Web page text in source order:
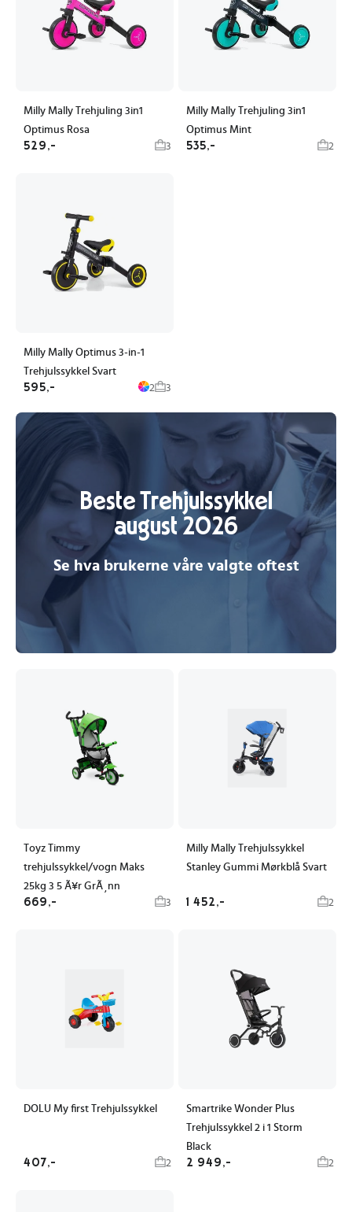
Milly Mally Trehjuling 3in1
Optimus Rosa
529,- 3
Milly Mally Trehjuling 3in1
Optimus Mint
535,- 2
Milly Mally Optimus 3-in-1
Trehjulssykkel Svart
595,- 2 3
Beste Trehjulssykkel
august 2026
Se hva brukerne våre valgte oftest
Toyz Timmy
trehjulssykkel/vogn Maks
25kg 3 5 Ã¥r GrÃ¸nn
669,- 3
Milly Mally Trehjulssykkel
Stanley Gummi Mørkblå Svart
1 452,- 2
DOLU My first Trehjulssykkel
407,- 2
Smartrike Wonder Plus
Trehjulssykkel 2 i 1 Storm
Black
2 949,- 2